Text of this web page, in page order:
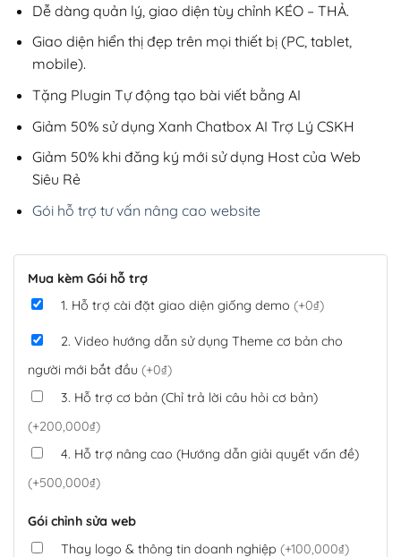
Dễ dàng quản lý, giao diện tùy chỉnh KÉO – THẢ.
Giao diện hiển thị đẹp trên mọi thiết bị (PC, tablet,
mobile).
Tặng Plugin Tự động tạo bài viết bằng AI
Giảm 50% sử dụng Xanh Chatbox AI Trợ Lý CSKH
Giảm 50% khi đăng ký mới sử dụng Host của Web
Siêu Rẻ
Gói hỗ trợ tư vấn nâng cao website
Mua kèm Gói hỗ trợ
1. Hỗ trợ cài đặt giao diện giống demo (+0₫)
2. Video hướng dẫn sử dụng Theme cơ bản cho
người mới bắt đầu (+0₫)
3. Hỗ trợ cơ bản (Chỉ trả lời câu hỏi cơ bản)
(+200,000₫)
4. Hỗ trợ nâng cao (Hướng dẫn giải quyết vấn đề)
(+500,000₫)
Gói chỉnh sửa web
Thay logo & thông tin doanh nghiệp (+100,000₫)